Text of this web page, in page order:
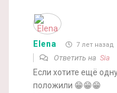
Elena 7 лет назад
Ответить на Sia
Если хотите ещё
положили 😁😁😁